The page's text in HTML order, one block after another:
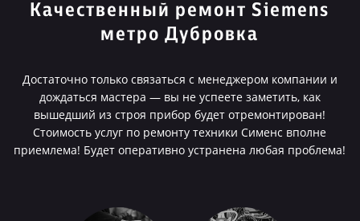
Качественный ремонт Siemens
метро Дубровка
Достаточно только связаться с менеджером компании и
дождаться мастера — вы не успеете заметить, как
вышедший из строя прибор будет отремонтирован!
Стоимость услуг по ремонту техники Сименс вполне
приемлема! Будет оперативно устранена любая проблема!